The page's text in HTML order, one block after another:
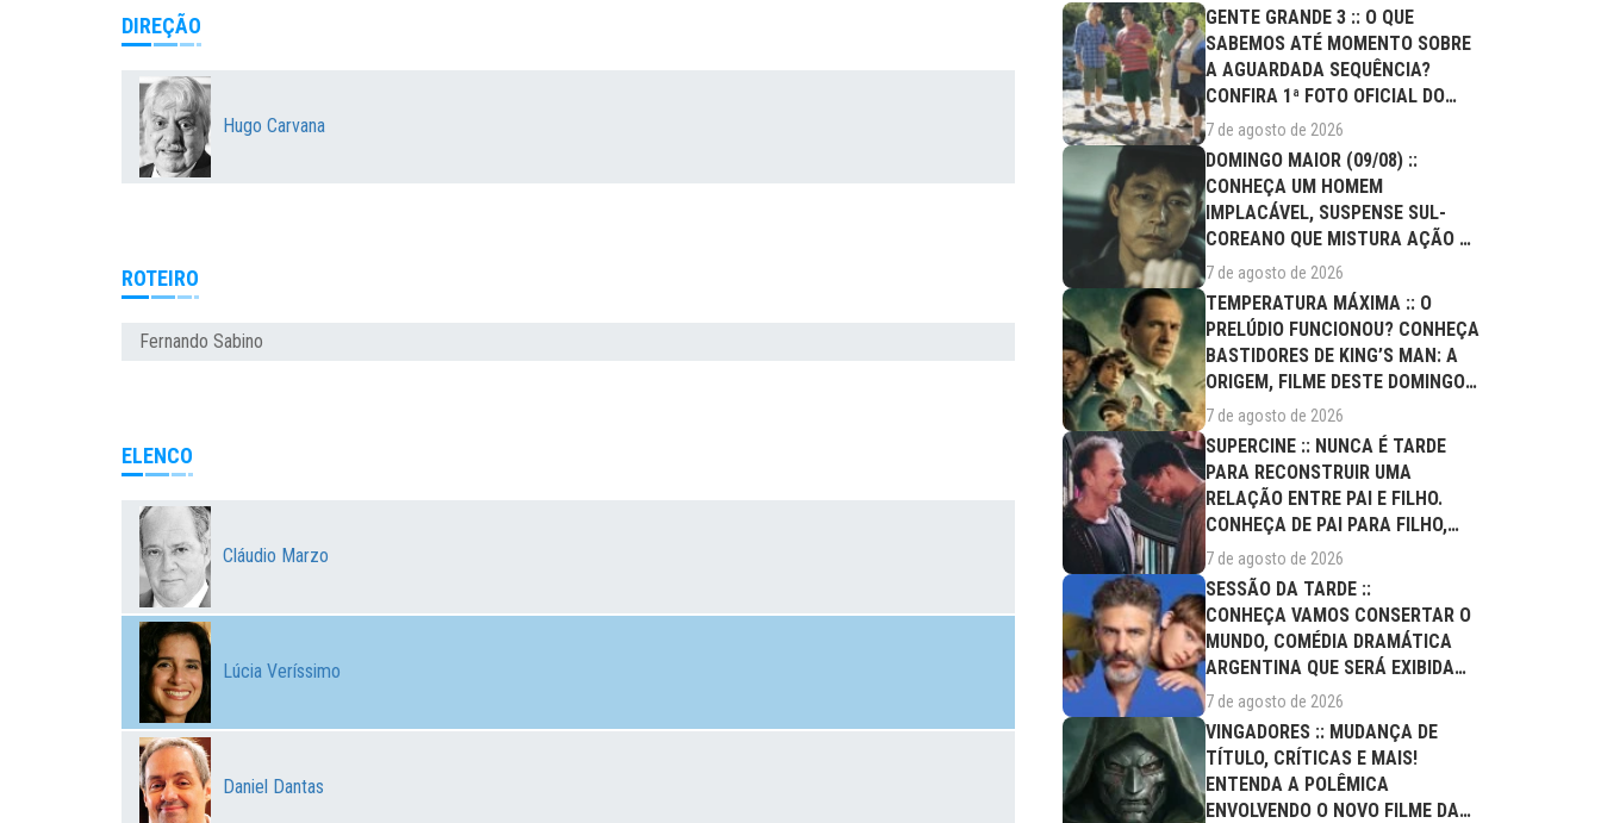
DIREÇÃO
Hugo Carvana
ROTEIRO
Fernando Sabino
ELENCO
Cláudio Marzo
Lúcia Veríssimo
Daniel Dantas
GENTE GRANDE 3 :: O QUE
SABEMOS ATÉ MOMENTO SOBRE
A AGUARDADA SEQUÊNCIA?
CONFIRA 1ª FOTO OFICIAL DO
ELENCO!
7 de agosto de 2026
DOMINGO MAIOR (09/08) ::
CONHEÇA UM HOMEM
IMPLACÁVEL, SUSPENSE SUL-
COREANO QUE MISTURA AÇÃO E
DRAMA FAMILIAR
7 de agosto de 2026
TEMPERATURA MÁXIMA :: O
PRELÚDIO FUNCIONOU? CONHEÇA
BASTIDORES DE KING’S MAN: A
ORIGEM, FILME DESTE DOMINGO
(09/08)
7 de agosto de 2026
SUPERCINE :: NUNCA É TARDE
PARA RECONSTRUIR UMA
RELAÇÃO ENTRE PAI E FILHO.
CONHEÇA DE PAI PARA FILHO,
FILME DESTE...
7 de agosto de 2026
SESSÃO DA TARDE ::
CONHEÇA VAMOS CONSERTAR O
MUNDO, COMÉDIA DRAMÁTICA
ARGENTINA QUE SERÁ EXIBIDA
NESTA SEXTA (07/08)
7 de agosto de 2026
VINGADORES :: MUDANÇA DE
TÍTULO, CRÍTICAS E MAIS!
ENTENDA A POLÊMICA
ENVOLVENDO O NOVO FILME DA